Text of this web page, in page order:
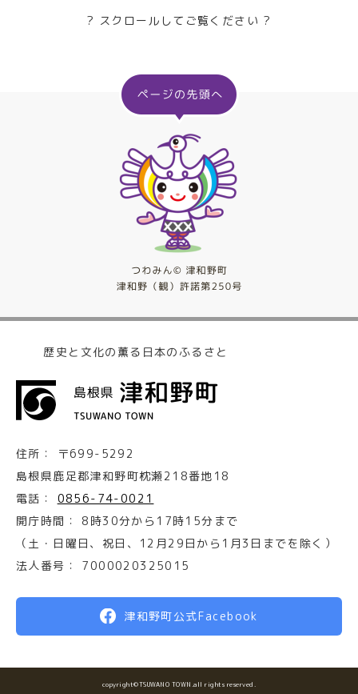
? スクロールしてご覧ください ?
歴史と文化の薫る日本のふるさと
住所：
〒699-5292
島根県鹿足郡津和野町枕瀬218番地18
電話：
0856-74-0021
開庁時間：
8時30分から17時15分まで
（土・日曜日、祝日、12月29日から1月3日までを除く）
法人番号：
7000020325015
津和野町公式Facebook
copyright©TSUWANO TOWN.all rights reserved.